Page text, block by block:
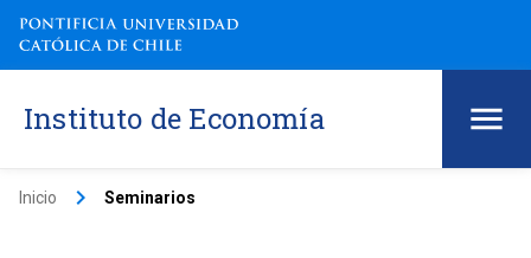
Instituto de Economía
Inicio keyboard_arrow_right Seminarios